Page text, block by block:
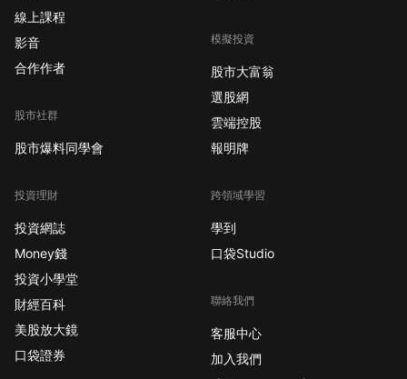
線上課程
影音
合作作者
股市社群
股市爆料同學會
投資理財
投資網誌
Money錢
投資小學堂
財經百科
美股放大鏡
口袋證券
模擬投資
股市大富翁
選股網
雲端控股
報明牌
跨領域學習
學到
口袋Studio
聯絡我們
客服中心
加入我們